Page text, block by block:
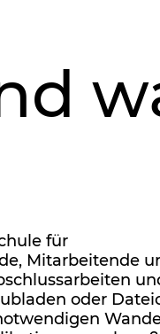
für
Mitarbeitende
oder